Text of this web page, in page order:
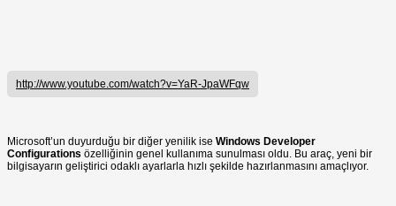
http://www.youtube.com/watch?v=YaR-JpaWFqw
Microsoft’un duyurduğu bir diğer yenilik ise Windows Developer
Configurations özelliğinin genel kullanıma sunulması oldu. Bu araç, yeni bir
bilgisayarın geliştirici odaklı ayarlarla hızlı şekilde hazırlanmasını amaçlıyor.